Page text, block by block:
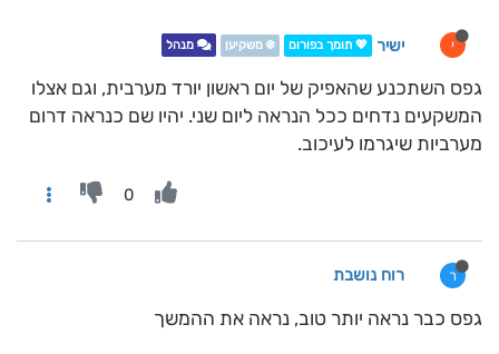
י ישיר 💖 תומך בפורום ❄️ משקיען מנהל
גפס השתכנע שהאפיק של יום ראשון יורד מערבית, וגם אצלו
המשקעים נדחים ככל הנראה ליום שני. יהיו שם כנראה דרום
מערביות שיגרמו לעיכוב.
0
ר רוח נושבת
גפס כבר נראה יותר טוב, נראה את ההמשך